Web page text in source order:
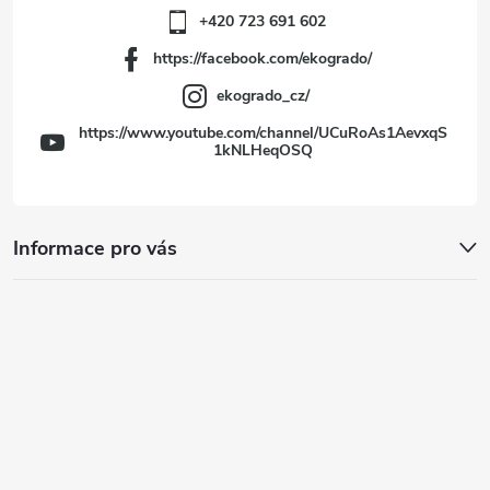
Informace pro vás
+420 723 691 602
https://facebook.com/ekogrado/
ekogrado_cz/
https://www.youtube.com/channel/UCuRoAs1AevxqS
1kNLHeqOSQ